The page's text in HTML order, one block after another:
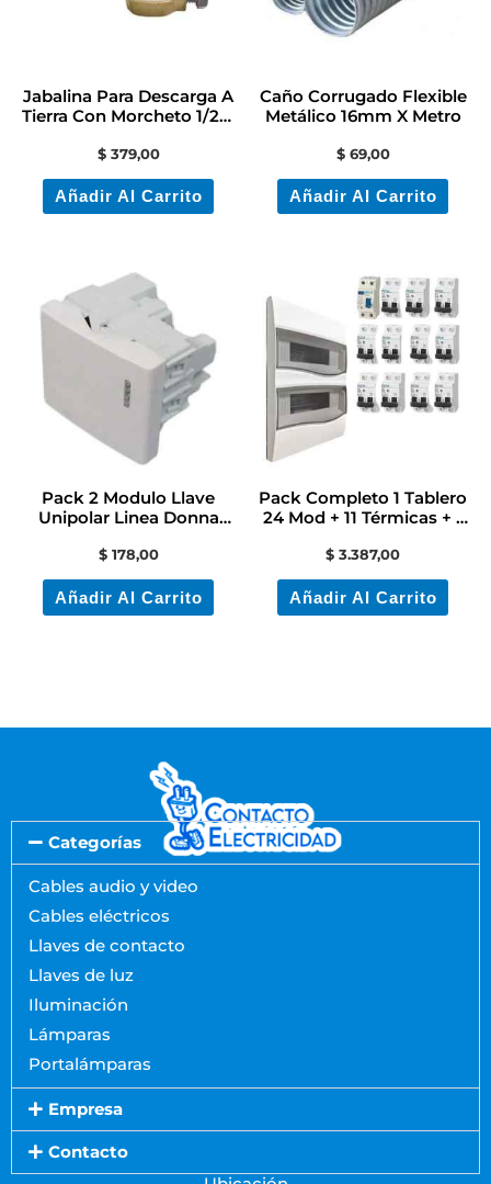
Jabalina Para Descarga A
Tierra Con Morcheto 1/2 X
$379,00
Añadir Al Carrito
Caño Corrugado Flexible
Metálico 16mm X Metro
$69,00
Añadir Al Carrito
Pack 2 Modulo Llave
Unipolar Linea Donna
$178,00
Añadir Al Carrito
Pack Completo 1 Tablero
24 Mod + 11 Térmicas + 1
$ 3.387,00
Añadir Al Carrito
Categorías
Cables audio y video
Cables eléctricos
Llaves de contacto
Llaves de luz
Iluminación
Lámparas
Portalámparas
Empresa
Contacto